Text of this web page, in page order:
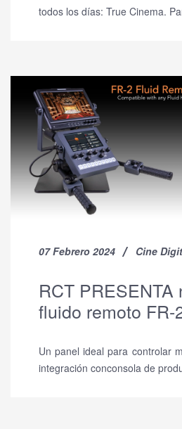
todos los días: True Cinema.
07 Febrero 2024 Cine
RCT PRESENTA
fluido remoto FR-
Un panel ideal para controlar
integración conconsola de